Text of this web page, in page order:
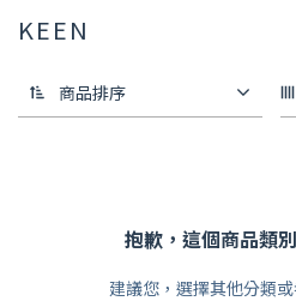
🎟️ 免運券來了！每月 25 號準時開搶
KEEN
商品排序
抱歉，這個商品類
建議您，選擇其他分類